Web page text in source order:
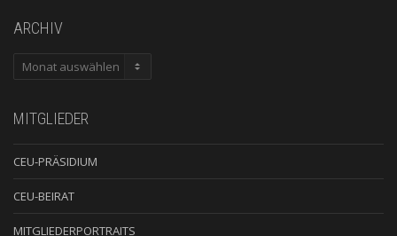
ARCHIV
ARCHIV
MITGLIEDER
CEU-PRÄSIDIUM
CEU-BEIRAT
MITGLIEDERPORTRAITS